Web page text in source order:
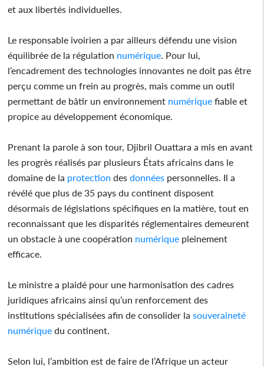
et aux libertés individuelles.
Le responsable ivoirien a par ailleurs défendu une vision
équilibrée de la régulation numérique . Pour lui,
l’encadrement des technologies innovantes ne doit pas être
perçu comme un frein au progrès, mais comme un outil
permettant de bâtir un environnement numérique fiable et
propice au développement économique.
Prenant la parole à son tour, Djibril Ouattara a mis en avant
les progrès réalisés par plusieurs États africains dans le
domaine de la protection des données personnelles. Il a
révélé que plus de 35 pays du continent disposent
désormais de législations spécifiques en la matière, tout en
reconnaissant que les disparités réglementaires demeurent
un obstacle à une coopération numérique pleinement
efficace.
Le ministre a plaidé pour une harmonisation des cadres
juridiques africains ainsi qu’un renforcement des
institutions spécialisées afin de consolider la souveraineté
numérique du continent.
Selon lui, l’ambition est de faire de l’Afrique un acteur